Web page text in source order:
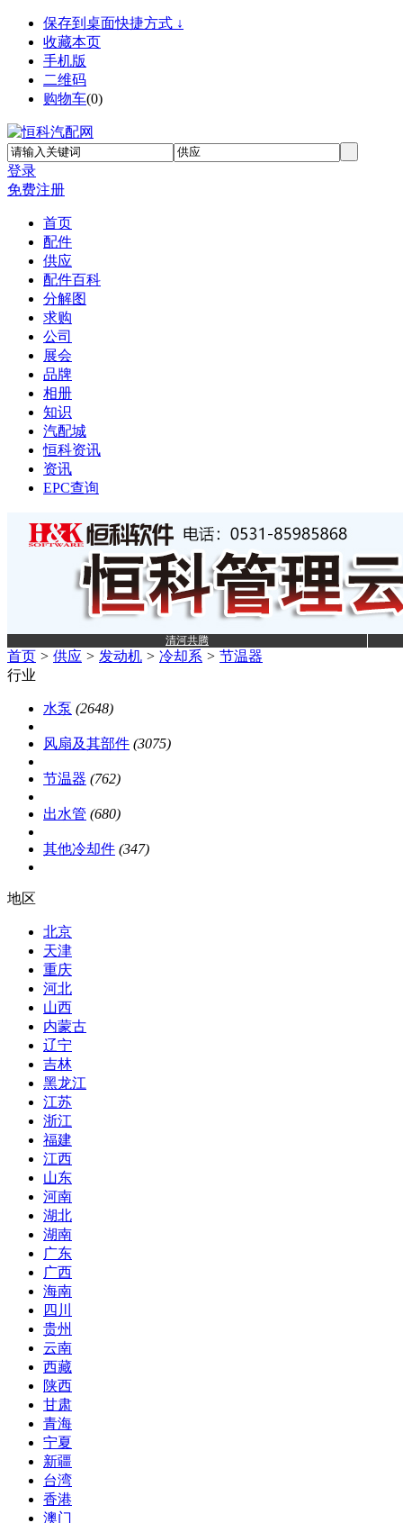
保存到桌面快捷方式 ↓
收藏本页
手机版
二维码
购物车(0)
登录
免费注册
首页
配件
供应
配件百科
分解图
求购
公司
展会
品牌
相册
知识
汽配城
恒科资讯
资讯
EPC查询
清河共腾
首页 > 供应 > 发动机 > 冷却系 > 节温器
行业
水泵 (2648)
风扇及其部件 (3075)
节温器 (762)
出水管 (680)
其他冷却件 (347)
地区
北京
天津
重庆
河北
山西
内蒙古
辽宁
吉林
黑龙江
江苏
浙江
福建
江西
山东
河南
湖北
湖南
广东
广西
海南
四川
贵州
云南
西藏
陕西
甘肃
青海
宁夏
新疆
台湾
香港
澳门